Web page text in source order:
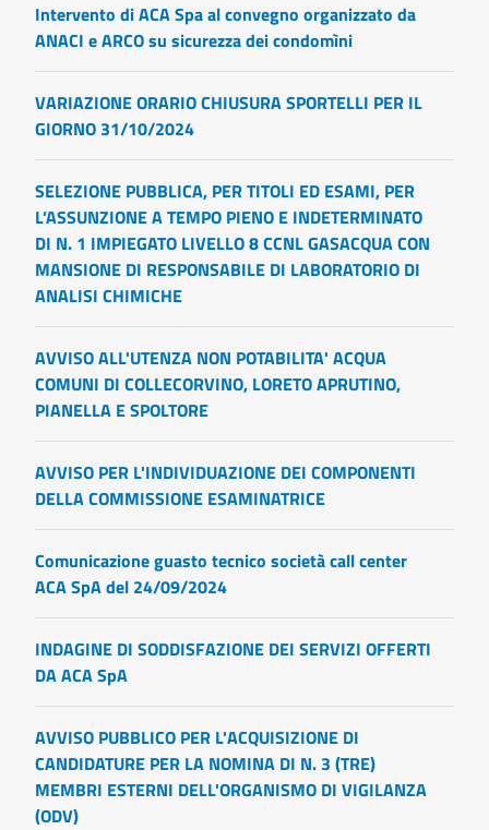
Intervento di ACA Spa al convegno organizzato da
ANACI e ARCO su sicurezza dei condomìni
VARIAZIONE ORARIO CHIUSURA SPORTELLI PER IL
GIORNO 31/10/2024
SELEZIONE PUBBLICA, PER TITOLI ED ESAMI, PER
L’ASSUNZIONE A TEMPO PIENO E INDETERMINATO
DI N. 1 IMPIEGATO LIVELLO 8 CCNL GASACQUA CON
MANSIONE DI RESPONSABILE DI LABORATORIO DI
ANALISI CHIMICHE
AVVISO ALL'UTENZA NON POTABILITA' ACQUA
COMUNI DI COLLECORVINO, LORETO APRUTINO,
PIANELLA E SPOLTORE
AVVISO PER L'INDIVIDUAZIONE DEI COMPONENTI
DELLA COMMISSIONE ESAMINATRICE
Comunicazione guasto tecnico società call center
ACA SpA del 24/09/2024
INDAGINE DI SODDISFAZIONE DEI SERVIZI OFFERTI
DA ACA SpA
AVVISO PUBBLICO PER L'ACQUISIZIONE DI
CANDIDATURE PER LA NOMINA DI N. 3 (TRE)
MEMBRI ESTERNI DELL'ORGANISMO DI VIGILANZA
(ODV)